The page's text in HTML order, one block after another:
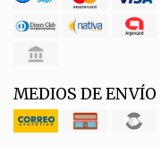
MEDIOS DE ENVÍO